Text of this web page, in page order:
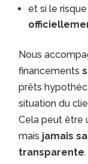
et si le
Nous
financements
prêts
situation du
Cela peut être
mais jamais
transparente.